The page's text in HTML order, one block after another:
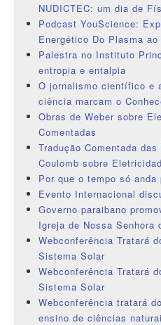
NUDICTEC: um dia de
Podcast YouScience:
Energético Do Plasma
Palestra no Instituto
entropia e entalpia
O jornalismo científico e
ciência marcam o
Obras de Weber sobre
Comentadas
Tradução Comentada
Coulomb sobre
Por que o tempo só anda
Evento Internacional
Governo paraibano
Igreja de Nossa Senhora
Webconferência Tratará
Sistema Solar
Webconferência Tratará
Sistema Solar
Webconferência tratará
ensino de ciências